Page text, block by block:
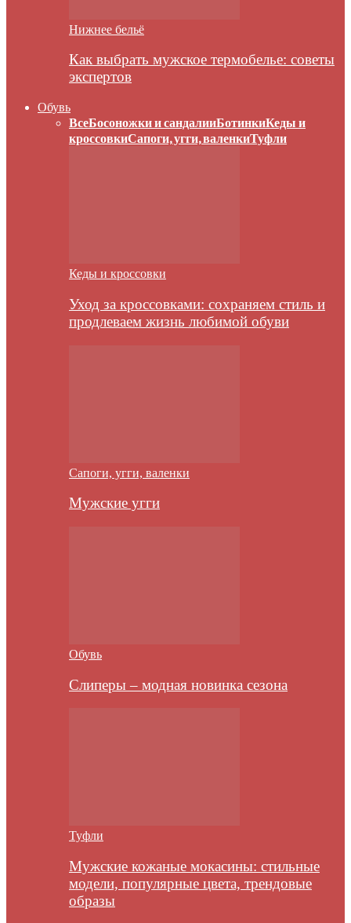
Нижнее бельё
Как выбрать мужское термобелье: советы
экспертов
Обувь
ВсеБосоножки и сандалииБотинкиКеды и
кроссовкиСапоги, угги, валенкиТуфли
Кеды и кроссовки
Уход за кроссовками: сохраняем стиль и
продлеваем жизнь любимой обуви
Сапоги, угги, валенки
Мужские угги
Обувь
Слиперы – модная новинка сезона
Туфли
Мужские кожаные мокасины: стильные
модели, популярные цвета, трендовые
образы